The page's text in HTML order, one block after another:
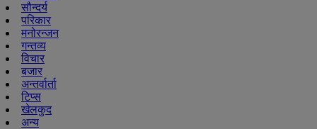
सौन्दर्य
परिकार
मनोरन्जन
गन्तव्य
विचार
बजार
अन्तर्वार्ता
टिप्स
खेलकुद
अन्य